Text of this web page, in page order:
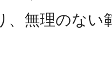
、無理のない